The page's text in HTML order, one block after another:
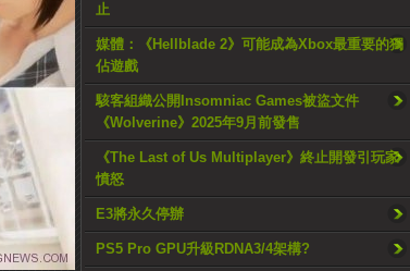
止
媒體：《Hellblade 2》可能成為Xbox最重要的獨
佔遊戲
駭客組織公開Insomniac Games被盜文件
《Wolverine》2025年9月前發售
《The Last of Us Multiplayer》終止開發引玩家
憤怒
E3將永久停辦
PS5 Pro GPU升級RDNA3/4架構?